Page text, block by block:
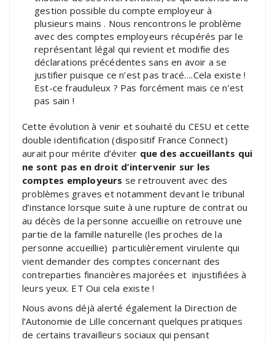
gestion possible du compte employeur à
plusieurs mains . Nous rencontrons le problème
avec des comptes employeurs récupérés par le
représentant légal qui revient et modifie des
déclarations précédentes sans en avoir a se
justifier puisque ce n’est pas tracé….Cela existe !
Est-ce frauduleux ? Pas forcément mais ce n’est
pas sain !
Cette évolution à venir et souhaité du CESU et cette
double identification (dispositif France Connect)
aurait pour mérite d’éviter que des accueillants qui
ne sont pas en droit d’intervenir sur les
comptes employeurs se retrouvent avec des
problèmes graves et notamment devant le tribunal
d’instance lorsque suite à une rupture de contrat ou
au décès de la personne accueillie on retrouve une
partie de la famille naturelle (les proches de la
personne accueillie) particulièrement virulente qui
vient demander des comptes concernant des
contreparties financières majorées et injustifiées à
leurs yeux. ET Oui cela existe !
Nous avons déjà alerté également la Direction de
l’Autonomie de Lille concernant quelques pratiques
de certains travailleurs sociaux qui pensant